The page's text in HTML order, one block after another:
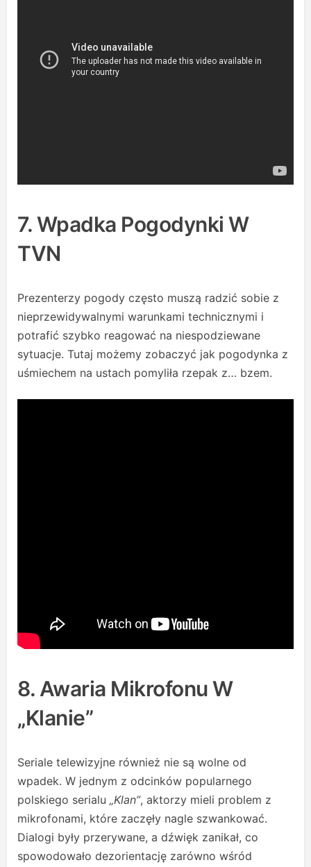
7. Wpadka Pogodynki W
TVN
Prezenterzy pogody często muszą radzić sobie z
nieprzewidywalnymi warunkami technicznymi i
potrafić szybko reagować na niespodziewane
sytuacje. Tutaj możemy zobaczyć jak pogodynka z
uśmiechem na ustach pomyliła rzepak z… bzem.
8. Awaria Mikrofonu W
„Klanie”
Seriale telewizyjne również nie są wolne od
wpadek. W jednym z odcinków popularnego
polskiego serialu „Klan”, aktorzy mieli problem z
mikrofonami, które zaczęły nagle szwankować.
Dialogi były przerywane, a dźwięk zanikał, co
spowodowało dezorientację zarówno wśród